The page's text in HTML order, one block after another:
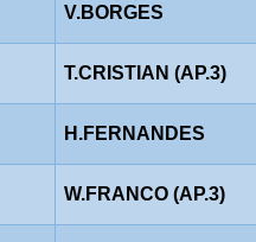
V.BORGES
T.CRISTIAN (AP.3)
H.FERNANDES
W.FRANCO (AP.3)